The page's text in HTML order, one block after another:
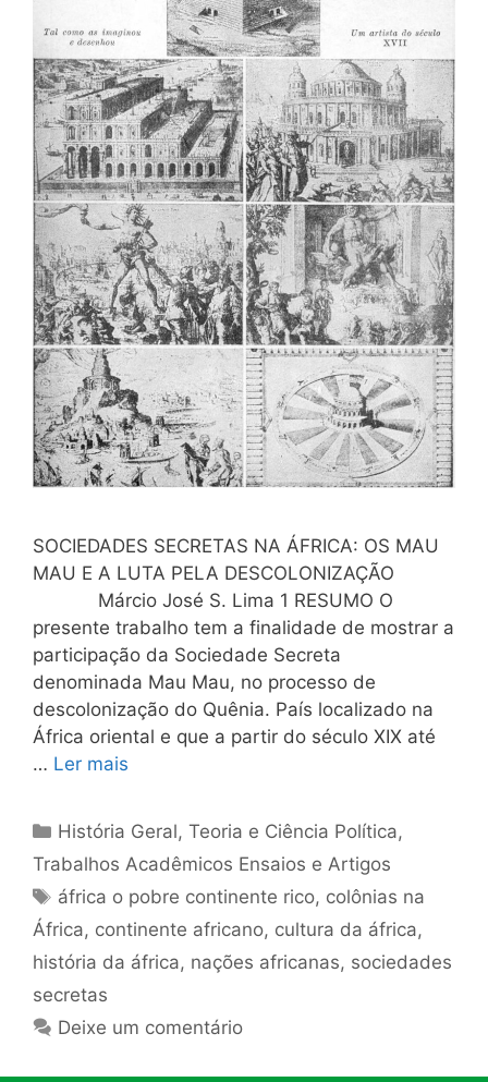
SOCIEDADES SECRETAS NA ÁFRICA: OS MAU
MAU E A LUTA PELA DESCOLONIZAÇÃO
Márcio José S. Lima 1 RESUMO O
presente trabalho tem a finalidade de mostrar a
participação da Sociedade Secreta
denominada Mau Mau, no processo de
descolonização do Quênia. País localizado na
África oriental e que a partir do século XIX até
… Ler mais
Categorias
História Geral,Teoria e Ciência Política,
Trabalhos Acadêmicos Ensaios e Artigos
Tags
áfrica o pobre continente rico, colônias na
África, continente africano, cultura da áfrica,
história da áfrica, nações africanas, sociedades
secretas
Deixe um comentário